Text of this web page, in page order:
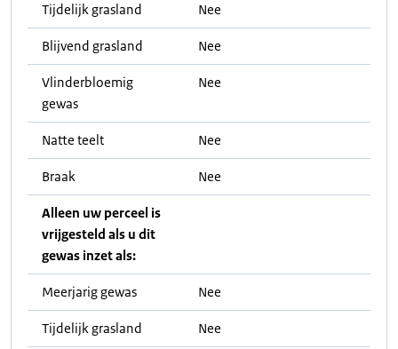
Tijdelijk grasland Nee
Blijvend grasland Nee
Vlinderbloemig
gewas
Nee
Natte teelt Nee
Braak Nee
Alleen uw perceel is
vrijgesteld als u dit
gewas inzet als:
Meerjarig gewas Nee
Tijdelijk grasland Nee